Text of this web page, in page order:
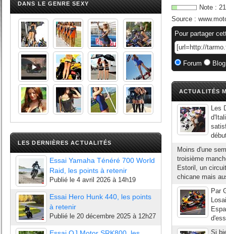
DANS LE GENRE SEXY
LES DERNIÈRES ACTUALITÉS
Essai Yamaha Ténéré 700 World
Raid, les points à retenir
Publié le 4 avril 2026 à 14h19
Essai Hero Hunk 440, les points
à retenir
Publié le 20 décembre 2025 à 12h27
Note : 21
Source :
Pour partager
Forum
ACTUALITÉS
Les
Moins d'une
troisième
Estoril, un
chicane mais
Par
Si